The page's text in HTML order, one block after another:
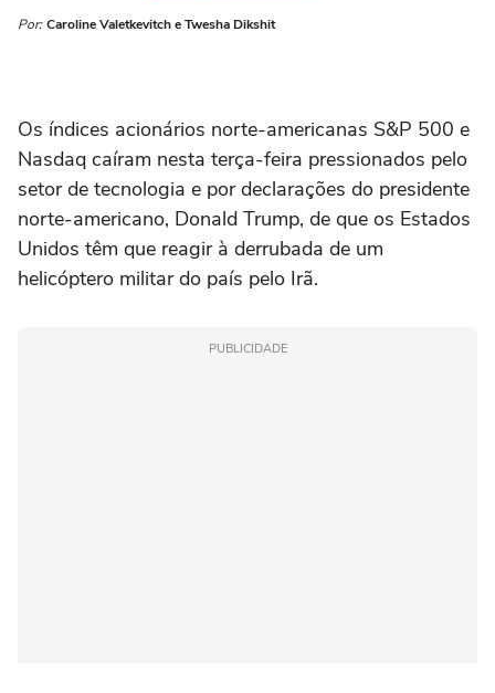
Por: Caroline Valetkevitch e Twesha Dikshit
Os índices acionários ‌norte-americanas S&P 500 e
Nasdaq caíram nesta terça-feira pressionados pelo
setor de tecnologia e por declarações do presidente
norte-americano, Donald Trump, de que os Estados
Unidos têm que reagir à derrubada de um
helicóptero militar do país pelo Irã.
PUBLICIDADE